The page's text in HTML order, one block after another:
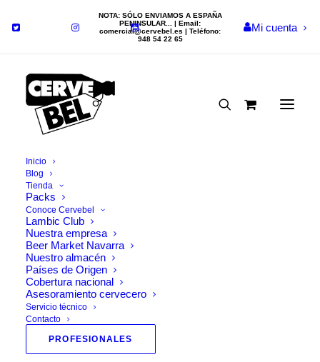
NOTA: SÓLO ENVIAMOS A ESPAÑA
PENINSULAR... | Email:
comercial@cervebel.es | Teléfono:
948 54 22 65
Mi cuenta
Inicio
Blog
Tienda
Packs
Conoce Cervebel
Lambic Club
Nuestra empresa
Beer Market Navarra
Nuestro almacén
Países de Origen
Cobertura nacional
Asesoramiento cervecero
Servicio técnico
Contacto
PROFESIONALES
Nada Encontrado
Parece que no podemos encontrar lo que estamos
buscando. Tal vez la búsqueda puede ayudar.